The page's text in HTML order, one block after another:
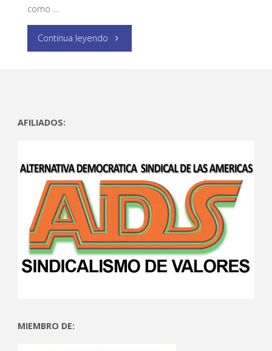
como …
Continua leyendo
AFILIADOS:
MIEMBRO DE: